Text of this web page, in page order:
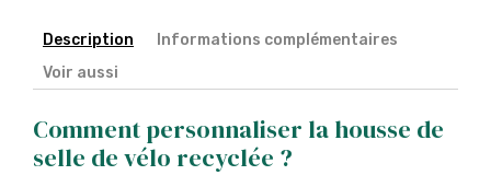
Description
Informations complémentaires
Voir aussi
Comment personnaliser la housse de
selle de vélo recyclée ?